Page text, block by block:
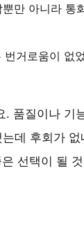
만 아니라 통
거로움이 없
. 품질이나 기
데 후회가 없
선택이 될 것